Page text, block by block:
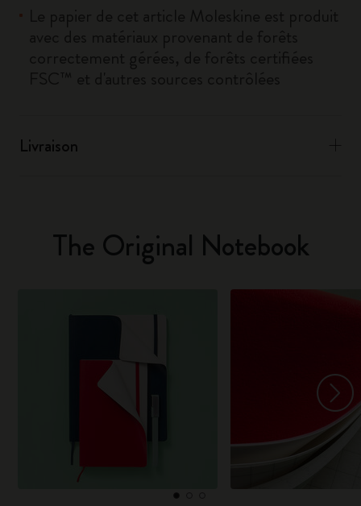
Livraison
The Original Notebook